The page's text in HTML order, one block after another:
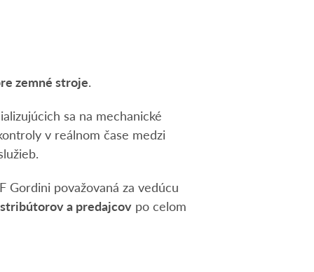
zemné stroje.
sa na mechanické
v reálnom čase medzi
Gordini považovaná za vedúcu
a predajcov po celom